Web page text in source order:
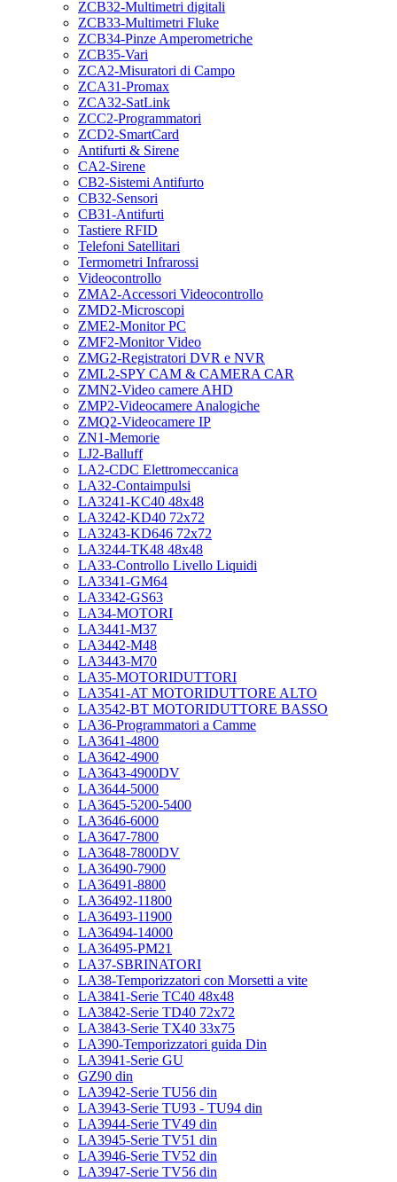
ZCB32-Multimetri digitali
ZCB33-Multimetri Fluke
ZCB34-Pinze Amperometriche
ZCB35-Vari
ZCA2-Misuratori di Campo
ZCA31-Promax
ZCA32-SatLink
ZCC2-Programmatori
ZCD2-SmartCard
Antifurti & Sirene
CA2-Sirene
CB2-Sistemi Antifurto
CB32-Sensori
CB31-Antifurti
Tastiere RFID
Telefoni Satellitari
Termometri Infrarossi
Videocontrollo
ZMA2-Accessori Videocontrollo
ZMD2-Microscopi
ZME2-Monitor PC
ZMF2-Monitor Video
ZMG2-Registratori DVR e NVR
ZML2-SPY CAM & CAMERA CAR
ZMN2-Video camere AHD
ZMP2-Videocamere Analogiche
ZMQ2-Videocamere IP
ZN1-Memorie
LJ2-Balluff
LA2-CDC Elettromeccanica
LA32-Contaimpulsi
LA3241-KC40 48x48
LA3242-KD40 72x72
LA3243-KD646 72x72
LA3244-TK48 48x48
LA33-Controllo Livello Liquidi
LA3341-GM64
LA3342-GS63
LA34-MOTORI
LA3441-M37
LA3442-M48
LA3443-M70
LA35-MOTORIDUTTORI
LA3541-AT MOTORIDUTTORE ALTO
LA3542-BT MOTORIDUTTORE BASSO
LA36-Programmatori a Camme
LA3641-4800
LA3642-4900
LA3643-4900DV
LA3644-5000
LA3645-5200-5400
LA3646-6000
LA3647-7800
LA3648-7800DV
LA36490-7900
LA36491-8800
LA36492-11800
LA36493-11900
LA36494-14000
LA36495-PM21
LA37-SBRINATORI
LA38-Temporizzatori con Morsetti a vite
LA3841-Serie TC40 48x48
LA3842-Serie TD40 72x72
LA3843-Serie TX40 33x75
LA390-Temporizzatori guida Din
LA3941-Serie GU
GZ90 din
LA3942-Serie TU56 din
LA3943-Serie TU93 - TU94 din
LA3944-Serie TV49 din
LA3945-Serie TV51 din
LA3946-Serie TV52 din
LA3947-Serie TV56 din